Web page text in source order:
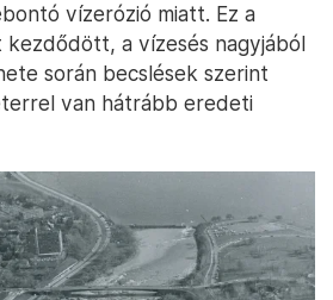
vízerózió miatt. Ez a
kezdődött, a vízesés nagyjából
során becslések szerint
van hátrább eredeti